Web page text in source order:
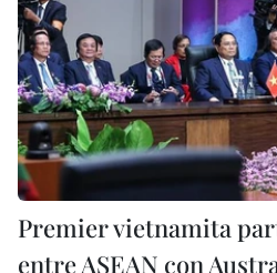
Premier vietnamita
entre ASEAN con